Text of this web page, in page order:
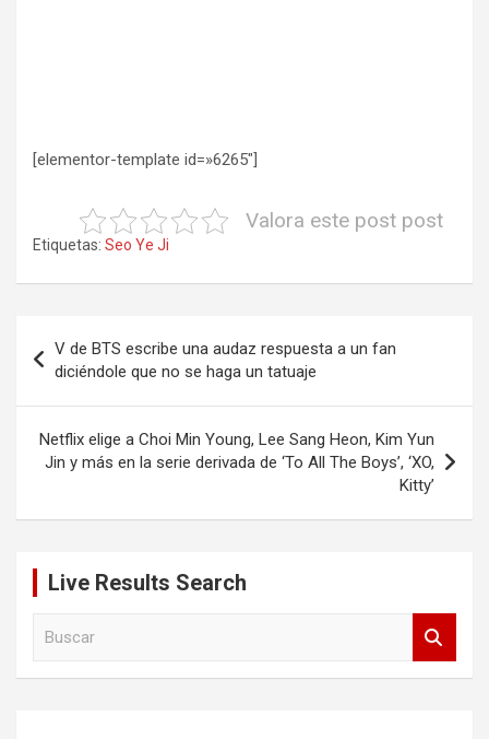
[elementor-template id=»6265″]
Valora este post post
Etiquetas: Seo Ye Ji
de
entradas
V de BTS escribe una audaz respuesta a un fan
diciéndole que no se haga un tatuaje
Netflix elige a Choi Min Young, Lee Sang Heon, Kim Yun
Jin y más en la serie derivada de ‘To All The Boys’, ‘XO,
Kitty’
Live Results Search